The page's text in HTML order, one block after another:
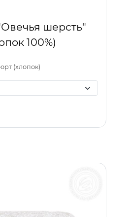
шерсть"
100%)
(хлопок)